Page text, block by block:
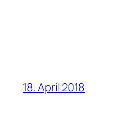
18. April 2018